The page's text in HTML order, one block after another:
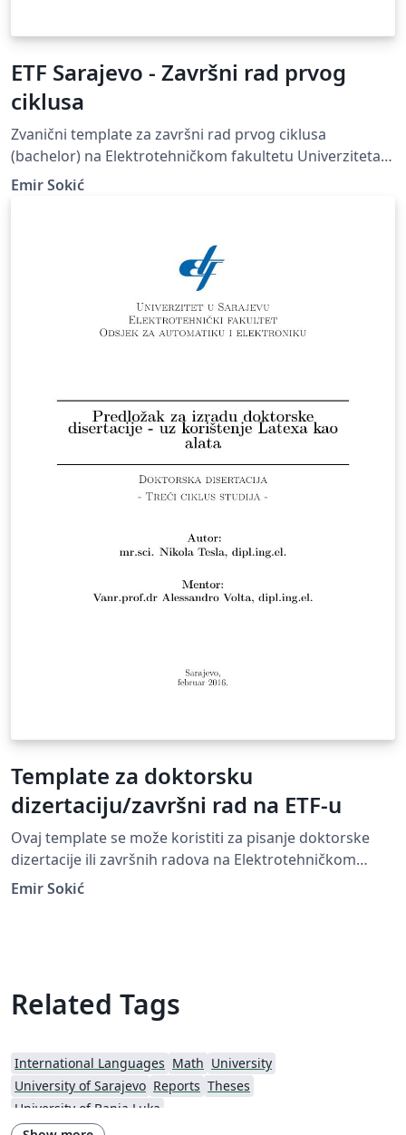
ETF Sarajevo - Završni rad prvog
ciklusa
Zvanični template za završni rad prvog ciklusa
(bachelor) na Elektrotehničkom fakultetu Univerziteta u
Sarajevu. Official template for final papers of the first
Emir Sokić
Template za doktorsku
dizertaciju/završni rad na ETF-u
Ovaj template se može koristiti za pisanje doktorske
dizertacije ili završnih radova na Elektrotehničkom
fakultetu Univerziteta u Sarajevu-
Emir Sokić
Related Tags
International Languages Math University
University of Sarajevo Reports Theses
University of Banja Luka